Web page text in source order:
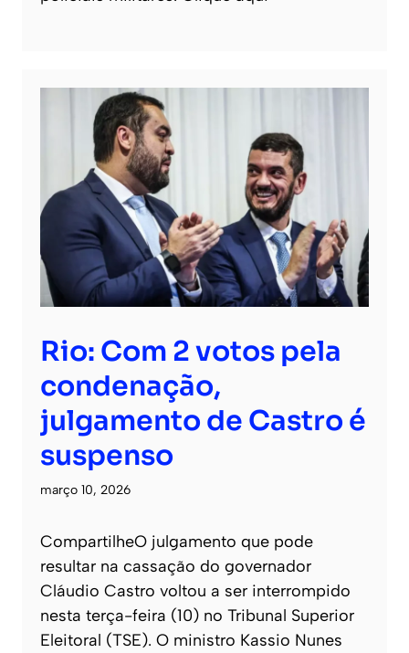
Rio: Com 2 votos pela
condenação,
julgamento de Castro é
suspenso
março 10, 2026
CompartilheO julgamento que pode
resultar na cassação do governador
Cláudio Castro voltou a ser interrompido
nesta terça-feira (10) no Tribunal Superior
Eleitoral (TSE). O ministro Kassio Nunes